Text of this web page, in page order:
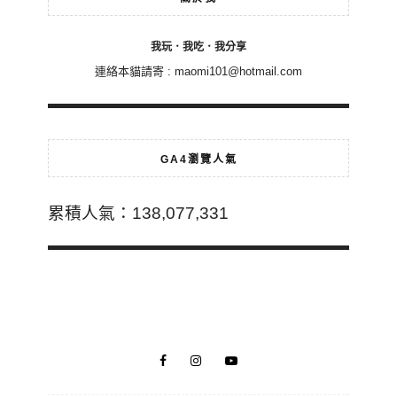
我玩．我吃．我分享
連絡本貓請寄 : maomi101@hotmail.com
GA4瀏覽人氣
累積人氣：138,077,331